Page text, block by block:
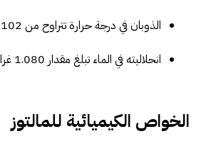
الذوبان في درجة حرارة تتراوح من 102 إلى 103 درجة مئوية.
انحلاليته في الماء تبلغ مقدار 1.080 غرام في سنتمتر مكعب.
الخواص الكيميائية للمالتوز